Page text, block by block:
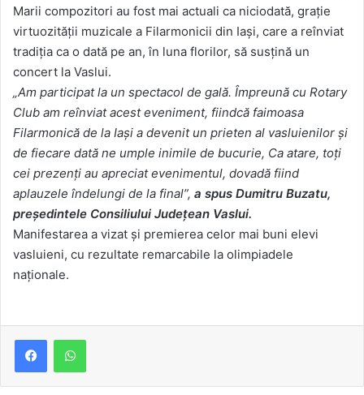
Marii compozitori au fost mai actuali ca niciodată, graţie
virtuozităţii muzicale a Filarmonicii din Iaşi, care a reînviat
tradiţia ca o dată pe an, în luna florilor, să susţină un
concert la Vaslui.
„Am participat la un spectacol de gală. Împreună cu Rotary
Club am reînviat acest eveniment, fiindcă faimoasa
Filarmonică de la Iaşi a devenit un prieten al vasluienilor și
de fiecare dată ne umple inimile de bucurie, Ca atare, toţi
cei prezenți au apreciat evenimentul, dovadă fiind
aplauzele îndelungi de la final”, a spus Dumitru Buzatu,
președintele Consiliului Județean Vaslui.
Manifestarea a vizat şi premierea celor mai buni elevi
vasluieni, cu rezultate remarcabile la olimpiadele
naţionale.